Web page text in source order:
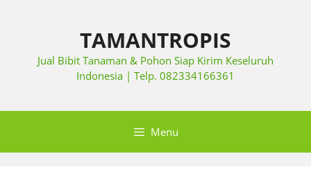
TAMANTROPIS
Jual Bibit Tanaman & Pohon Siap Kirim Keseluruh
Indonesia | Telp. 082334166361
Menu